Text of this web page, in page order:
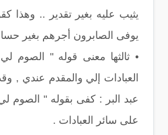
يثيب عليه بغير تقدير .. وهذا
يوفى الصابرون أجرهم بغير
• ثالثها معنى قوله " الصوم
العبادات إلي والمقدم عندي ,
عبد البر : كفى بقوله " الصوم
على سائر العبادات .